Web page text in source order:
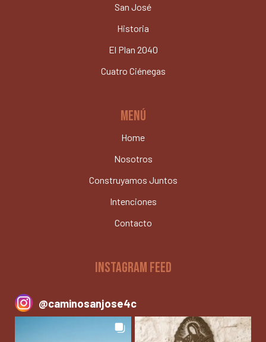
San José
Historia
El Plan 2040
Cuatro Ciénegas
MENÚ
Home
Nosotros
Construyamos Juntos
Intenciones
Contacto
INSTAGRAM FEED
@caminosanjose4c